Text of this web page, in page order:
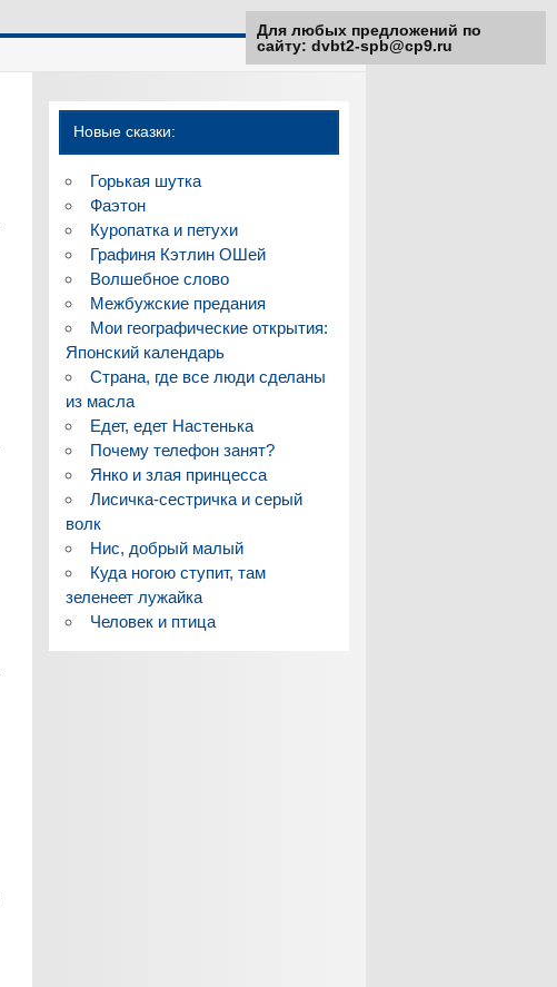
Новые сказки:
Горькая шутка
Фаэтон
Куропатка и петухи
Графиня Кэтлин ОШей
Волшебное слово
Межбужские предания
Мои географические открытия:
Японский календарь
Страна, где все люди сделаны
из масла
Едет, едет Настенька
Почему телефон занят?
Янко и злая принцесса
Лисичка-сестричка и серый
волк
Нис, добрый малый
Куда ногою ступит, там
зеленеет лужайка
Человек и птица
Для любых предложений по
сайту: dvbt2-spb@cp9.ru